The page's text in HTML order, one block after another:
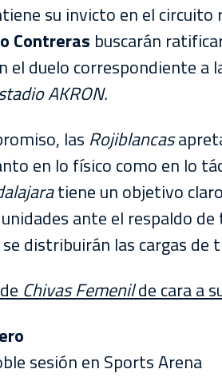
su invicto en el circuito
Contreras buscarán
el duelo correspondiente a
AKRON.
las Rojiblancas
en lo físico como en lo
tiene un objetivo
ante el respaldo de
distribuirán las cargas de
Chivas Femenilde cara a
sesión en Sports Arena